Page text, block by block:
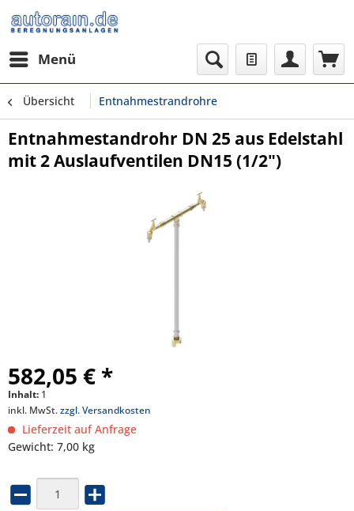
Menü
Übersicht Entnahmestrandrohre
Entnahmestandrohr DN 25 aus Edelstahl
mit 2 Auslaufventilen DN15 (1/2")
582,05 € *
Inhalt: 1
inkl. MwSt.zzgl. Versandkosten
Lieferzeit auf Anfrage
Gewicht: 7,00 kg